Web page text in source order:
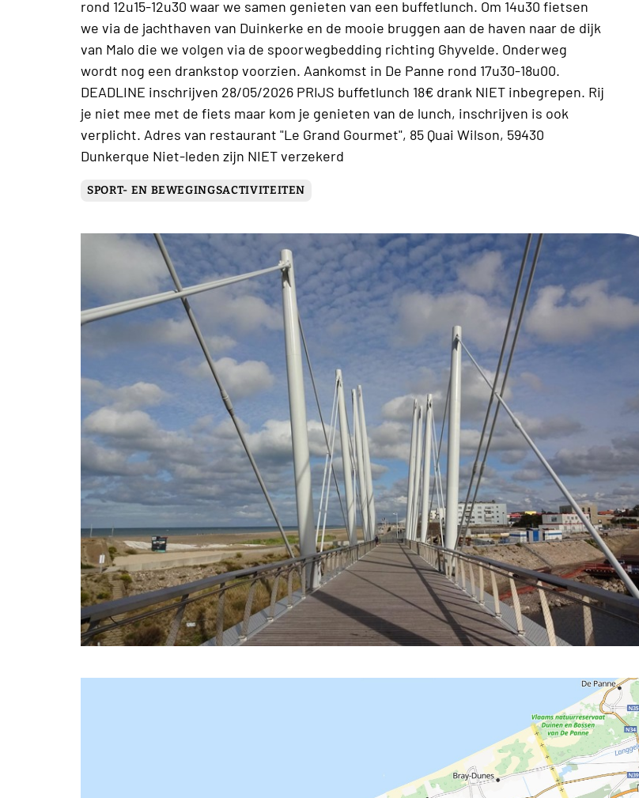
rond 12u15-12u30 waar we samen genieten van een buffetlunch. Om 14u30 fietsen
we via de jachthaven van Duinkerke en de mooie bruggen aan de haven naar de dijk
van Malo die we volgen via de spoorwegbedding richting Ghyvelde. Onderweg
wordt nog een drankstop voorzien. Aankomst in De Panne rond 17u30-18u00.
DEADLINE inschrijven 28/05/2026 PRIJS buffetlunch 18€ drank NIET inbegrepen. Rij
je niet mee met de fiets maar kom je genieten van de lunch, inschrijven is ook
verplicht. Adres van restaurant "Le Grand Gourmet", 85 Quai Wilson, 59430
Dunkerque Niet-leden zijn NIET verzekerd
SPORT- EN BEWEGINGSACTIVITEITEN